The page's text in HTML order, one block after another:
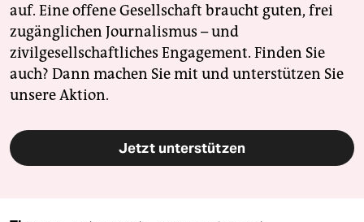
auf. Eine offene Gesellschaft braucht guten, frei
zugänglichen Journalismus – und
zivilgesellschaftliches Engagement. Finden Sie
auch? Dann machen Sie mit und unterstützen Sie
unsere Aktion.
Jetzt unterstützen